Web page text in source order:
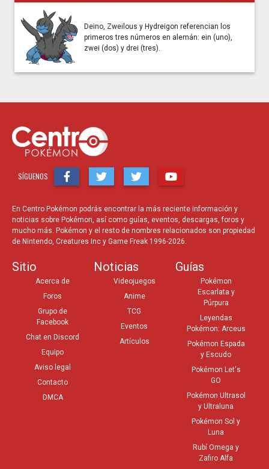
Deino, Zweilous y Hydreigon referencian los
primeros tres números en alemán: ein (uno),
zwei (dos) y drei (tres).
SÍGUENOS
En Centro Pokémon podrás encontrar la más reciente información y
noticias sobre Pokémon, así como guías, eventos, descargas, foros y
mucho más. Pokémon y el resto de nombres relacionados son propiedad
de Nintendo, Creatures Inc y Game Freak 1996-2026.
Sitio
Acerca de
Foros
Grupo de
Facebook
Chat en Discord
Equipo
Aviso legal
Contacto
DMCA
Noticias
Videojuegos
Anime
TCG
Eventos
Artículos
Guías
Pokémon
Escarlata y
Púrpura
Leyendas
Pokémon: Arceus
Pokémon Espada
y Escudo
Pokémon Let's
GO
Pokémon Ultrasol
y Ultraluna
Pokémon Sol y
Luna
Rubí Omega y
Zafiro Alfa